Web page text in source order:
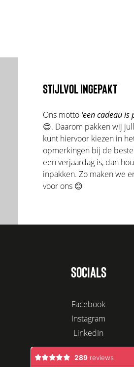
STIJLVOL INGEPAKT
Ons motto ‘een cadeau
😊. Daarom pakken wij
kunt hiervoor kiezen in
opmerkingen bij de
een verjaardag is, dan
inpakken. Zo maken we
voor ons 😊
SOCIALS
Facebook
Instagram
LinkedIn